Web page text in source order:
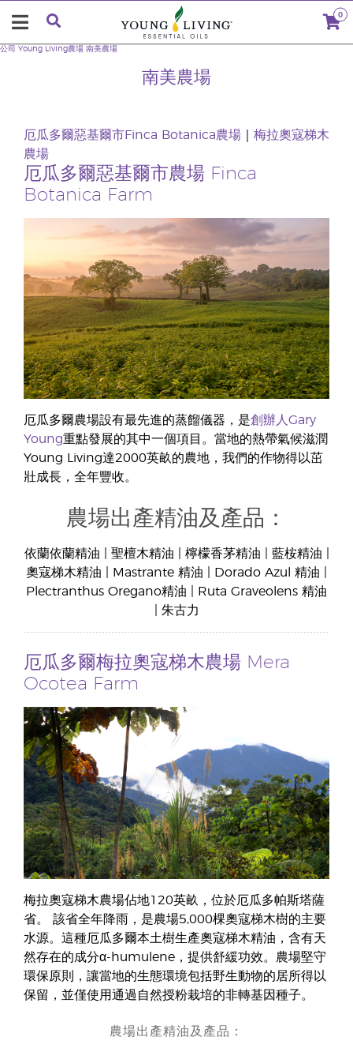
0
南美農場
公司 Young Living農場 南美農場
厄瓜多爾惡基爾市Finca Botanica農場
梅拉奧寇梯木
農場
厄瓜多爾惡基爾市農場 Finca
Botanica Farm
厄瓜多爾農場設有最先進的蒸餾儀器，是創辦人Gary
Young重點發展的其中一個項目。當地的熱帶氣候滋潤
Young Living達2000英畝的農地，我們的作物得以茁
壯成長，全年豐收。
農場出產精油及產品：
依蘭依蘭精油 | 聖檀木精油 | 檸檬香茅精油 | 藍桉精油 |
奧寇梯木精油 | Mastrante 精油 | Dorado Azul 精油 |
Plectranthus Oregano精油 | Ruta Graveolens 精油
| 朱古力
厄瓜多爾梅拉奧寇梯木農場 Mera
Ocotea Farm
梅拉奧寇梯木農場佔地120英畝，位於厄瓜多帕斯塔薩
省。 該省全年降雨，是農場5,000棵奧寇梯木樹的主要
水源。這種厄瓜多爾本土樹生產奧寇梯木精油，含有天
然存在的成分α-humulene，提供舒緩功效。農場堅守
環保原則，讓當地的生態環境包括野生動物的居所得以
保留，並僅使用通過自然授粉栽培的非轉基因種子。
農場出產精油及產品：